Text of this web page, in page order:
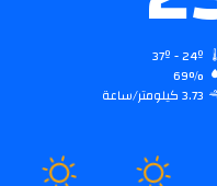
69%
3.73 كيلومتر/ساعة